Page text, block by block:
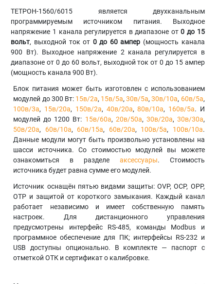
ТЕТРОН-1560/6015 является двухканальным
программируемым источником питания. Выходное
напряжение 1 канала регулируется в диапазоне от0 до 15
вольт, выходной ток от 0 до 60 ампер (мощность канала
900 Вт). Выходное напряжение 2 канала регулируется в
диапазоне от 0 до 60 вольт, выходной ток от 0 до 15 ампер
(мощность канала 900 Вт).
Блок питания может быть изготовлен с использованием
модулей до 300 Вт: 15в/2а, 15в/5а,30в/5а,30в/10а, 60в/5а,
100в/3а, 15в/20а, 150в/2а, 40в/20а,80в/10а, 160в/5а. И
модулей до 1200 Вт: 15в/60а, 20в/50а, 30в/20а, 30в/30а,
50в/20а, 60в/10а, 60в/15а, 60в/20а, 100в/5а, 100в/10а.
Данные модули могут быть произвольно установлены на
шасси источника. Со стоимостью модулей вы можете
ознакомиться в разделе аксессуары. Стоимость
источника будет равна сумме его модулей.
Источник оснащён пятью видами защиты: OVP, OCP, OPP,
OTP и защитой от короткого замыкания. Каждый канал
работает независимо и имеет собственную память
настроек. Для дистанционного управления
предусмотрены интерфейс RS-485, команды Modbus и
программное обеспечение для ПК; интерфейсы RS-232 и
USB доступны опционально. В комплекте — паспорт с
отметкой ОТК и сертификат о калибровке.